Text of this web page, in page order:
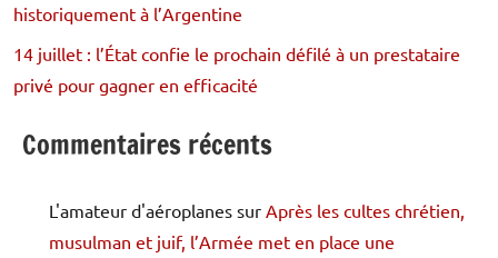
historiquement à l’Argentine
14 juillet : l’État confie le prochain défilé à un prestataire
privé pour gagner en efficacité
Commentaires récents
L'amateur d'aéroplanes sur Après les cultes chrétien,
musulman et juif, l’Armée met en place une